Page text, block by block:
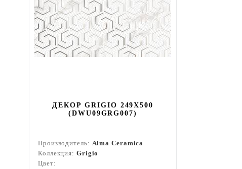
ДЕКОР GRIGIO 249X500
(DWU09GRG007)
Производитель: Alma Ceramica
Коллекция: Grigio
Цвет: